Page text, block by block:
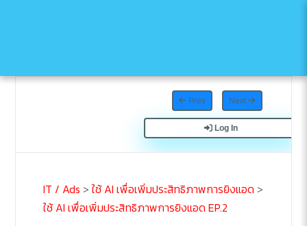
Prev Next
Log In
IT / Ads >ใช้ AI เพื่อเพิ่มประสิทธิภาพการยิงแอด >
ใช้ AI เพื่อเพิ่มประสิทธิภาพการยิงแอด EP.2